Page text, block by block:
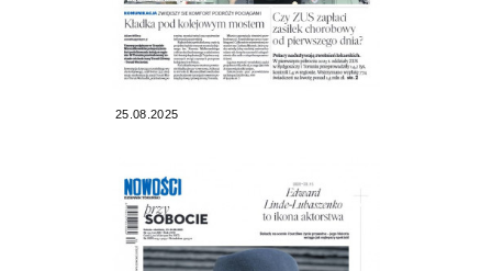
25.08.2025